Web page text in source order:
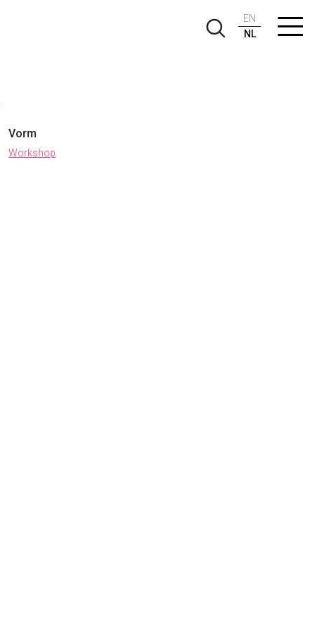
EN
NL
Vorm
Workshop